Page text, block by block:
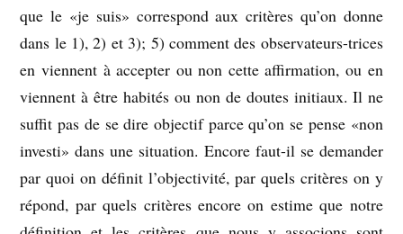
que le «je suis» correspond aux critères qu’on donne
dans le 1), 2) et 3); 5) comment des observateurs-trices
en viennent à accepter ou non cette affirmation, ou en
viennent à être habités ou non de doutes initiaux. Il ne
suffit pas de se dire objectif parce qu’on se pense «non
investi» dans une situation. Encore faut-il se demander
par quoi on définit l’objectivité, par quels critères on y
répond, par quels critères encore on estime que notre